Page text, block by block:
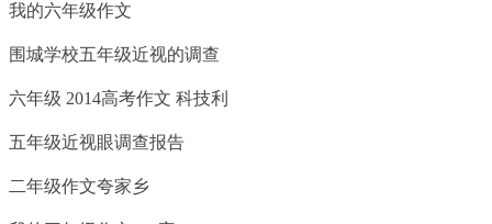
我的六年级作文
围城学校五年级近视的调查
六年级 2014高考作文 科技利
五年级近视眼调查报告
二年级作文夸家乡